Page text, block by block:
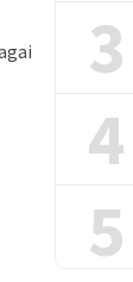
3
4
5